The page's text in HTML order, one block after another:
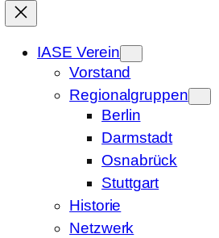
IASE Verein
Vorstand
Regionalgruppen
Berlin
Darmstadt
Osnabrück
Stuttgart
Historie
Netzwerk